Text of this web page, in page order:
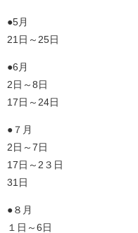
●5月
21日～25日
●6月
2日～8日
17日～24日
●７月
2日～7日
17日～2３日
31日
●８月
１日～6日